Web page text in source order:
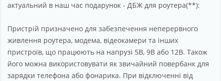
актуальний в наш час подарунок - ДБЖ для роутера(**):
Пристрій призначено для забезпечення неперервного
живлення роутера, модема, відеокамери та інших
пристроїв, що працюють на напрузі 5В, 9В або 12В. Також
його можна використовувати як звичайний повербанк для
зарядки телефона або фонарика. При відключенні від